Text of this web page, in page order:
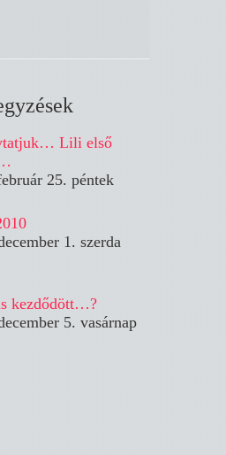
Lili első
25. péntek
1. szerda
kezdődött…?
5. vasárnap